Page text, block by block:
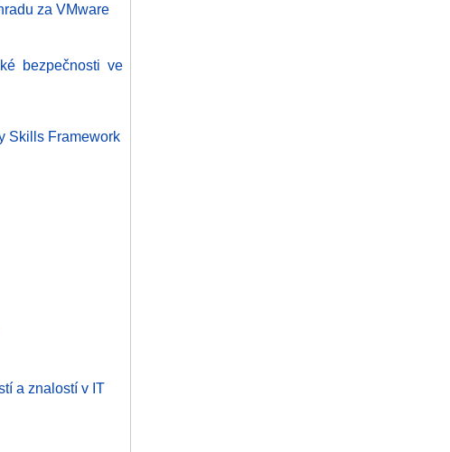
za VMware
bezpečnosti ve
Skills Framework
a znalostí v IT